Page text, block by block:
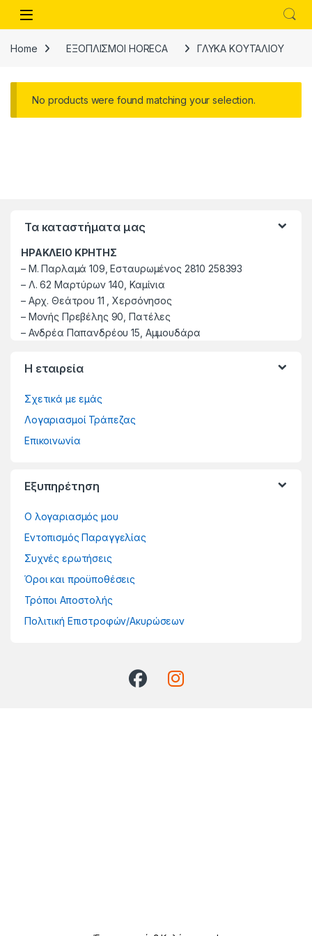
Skip to navigation
Skip to content
Open
Home ΕΞΟΠΛΙΣΜΟΙ HORECA ΓΛΥΚΑ ΚΟΥΤΑΛΙΟΥ
No products were found matching your selection.
Τα καταστήματα μας
ΗΡΑΚΛΕΙΟ ΚΡΗΤΗΣ
– M. Παρλαμά 109, Εσταυρωμένος 2810 258393
–Λ. 62 Μαρτύρων 140, Καμίνια
– Αρχ. Θεάτρου 11 , Χερσόνησος
– Μονής Πρεβέλης 90, Πατέλες
– Ανδρέα Παπανδρέου 15, Αμμουδάρα
Η εταιρεία
Σχετικά με εμάς
Λογαριασμοί Τράπεζας
Επικοινωνία
Εξυπηρέτηση
Ο λογαριασμός μου
Εντοπισμός Παραγγελίας
Συχνές ερωτήσεις
Όροι και προϋποθέσεις
Τρόποι Αποστολής
Πολιτική Επιστροφών/Ακυρώσεων